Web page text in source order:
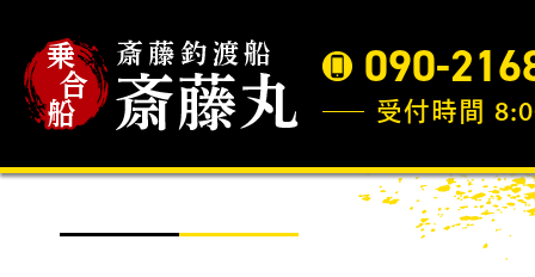
090-
受付時間